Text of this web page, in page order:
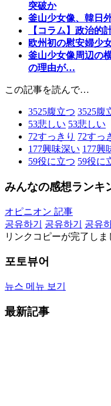
突破か
釜山少女像、韓日
【コラム】政治的
欧州初の慰安婦少
釜山少女像周辺の
の理由が…
この記事を読んで…
3525腹立つ 3525腹
53悲しい 53悲しい
72すっきり 72すっ
177興味深い 177興
59役に立つ 59役に
みんなの感想ランキ
オピニオン 記事
공유하기
공유하기 공유
リンクコピーが完了しま
포토뷰어
뉴스 메뉴 보기
最新記事